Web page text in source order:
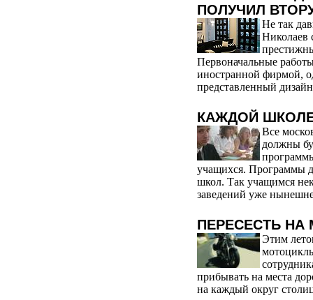
ПОЛУЧИЛ
Не так
Николаев
Первоначальные
иностранной фирмой,
представленный
КАЖДОЙ
Все
должны
учащихся. Программы
школ. Так учащимся
заведений уже
ПЕРЕСЕСТЬ
Этим
прибывать на места
на каждый округ